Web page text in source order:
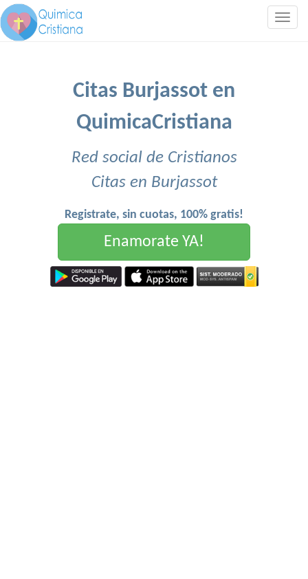
Citas Burjassot en
QuimicaCristiana
Red social de Cristianos
Citas en Burjassot
Registrate, sin cuotas, 100% gratis!
Enamorate YA!